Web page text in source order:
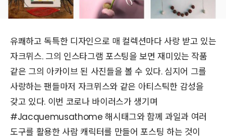
유쾌하고 독특한 디자인으로 매 컬렉션마다 사랑 받고 있는
자크뮈스. 그의 인스타그램 포스팅을 보면 재미있는 작품
같은 그의 아카이브 된 사진들을 볼 수 있다. 심지어 그를
사랑하는 팬들마저 자크뮈스와 같은 아티스틱한 감성을
갖고 있다. 이번 코로나 바이러스가 생기며
#Jacquemusathome 해시태그와 함께 과일과 여러
도구를 활용한 사람 캐릭터를 만들어 포스팅 하는 것이